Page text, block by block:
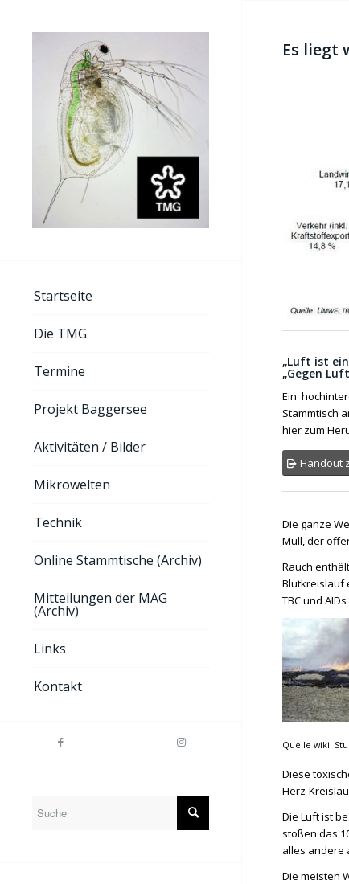
Startseite
Die TMG
Termine
Projekt Baggersee
Aktivitäten / Bilder
Mikrowelten
Technik
Online Stammtische (Archiv)
Mitteilungen der MAG
(Archiv)
Links
Kontakt
Es liegt
„Luft ist
„Gegen
Ein
Stammtisch
hier zum
Handout
Die ganze
Müll, der
Rauch
Blutkreislauf
TBC und
Quelle wiki:
Diese
Herz-
Die Luft ist
stoßen das
alles andere
Die meisten